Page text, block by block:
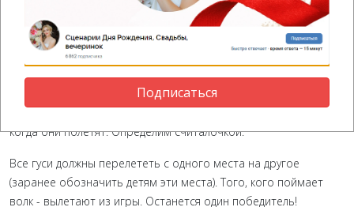
источниках)
14. Перелёт гусей
Ведущий
Нам нужно выбрать, кто сейчас будет волком и ловить гусей,
когда они полетят. Определим считалочкой.
Все гуси должны перелететь с одного места на другое
(заранее обозначить детям эти места). Того, кого поймает
волк - вылетают из игры. Останется один победитель!
Подписаться